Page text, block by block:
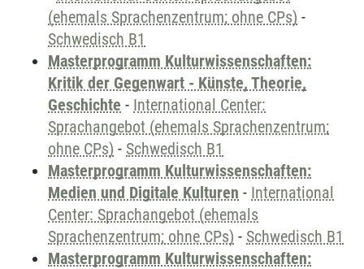
(ehemals Sprachenzentrum; ohne CPs) -
Schwedisch B1
Masterprogramm Kulturwissenschaften:
Kritik der Gegenwart - Künste, Theorie,
Geschichte - International Center:
Sprachangebot (ehemals Sprachenzentrum;
ohne CPs) - Schwedisch B1
Masterprogramm Kulturwissenschaften:
Medien und Digitale Kulturen - International
Center: Sprachangebot (ehemals
Sprachenzentrum; ohne CPs) - Schwedisch B1
Masterprogramm Kulturwissenschaften: